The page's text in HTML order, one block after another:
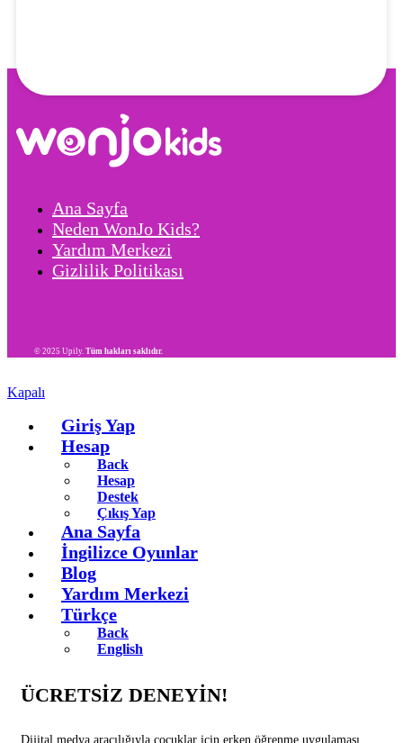
Ana Sayfa
Neden WonJo Kids?
Yardım Merkezi
Gizlilik Politikası
© 2025 Upily. Tüm hakları saklıdır.
Kapalı
Giriş Yap
Hesap
Back
Hesap
Destek
Çıkış Yap
Ana Sayfa
İngilizce Oyunlar
Blog
Yardım Merkezi
Türkçe
Back
English
ÜCRETSİZ DENEYİN!
Dijital medya aracılığıyla çocuklar için erken öğrenme uygulaması